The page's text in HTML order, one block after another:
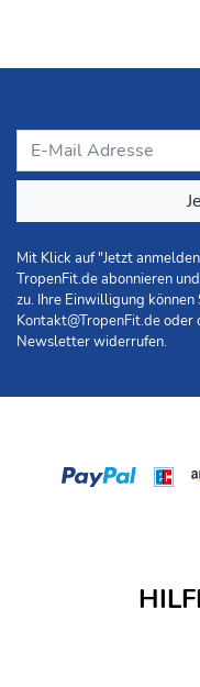
Mit Klick auf "Jetzt
TropenFit.de abonnieren
zu. Ihre Einwilligung
Kontakt@TropenFit.deoder
Newsletter widerrufen.